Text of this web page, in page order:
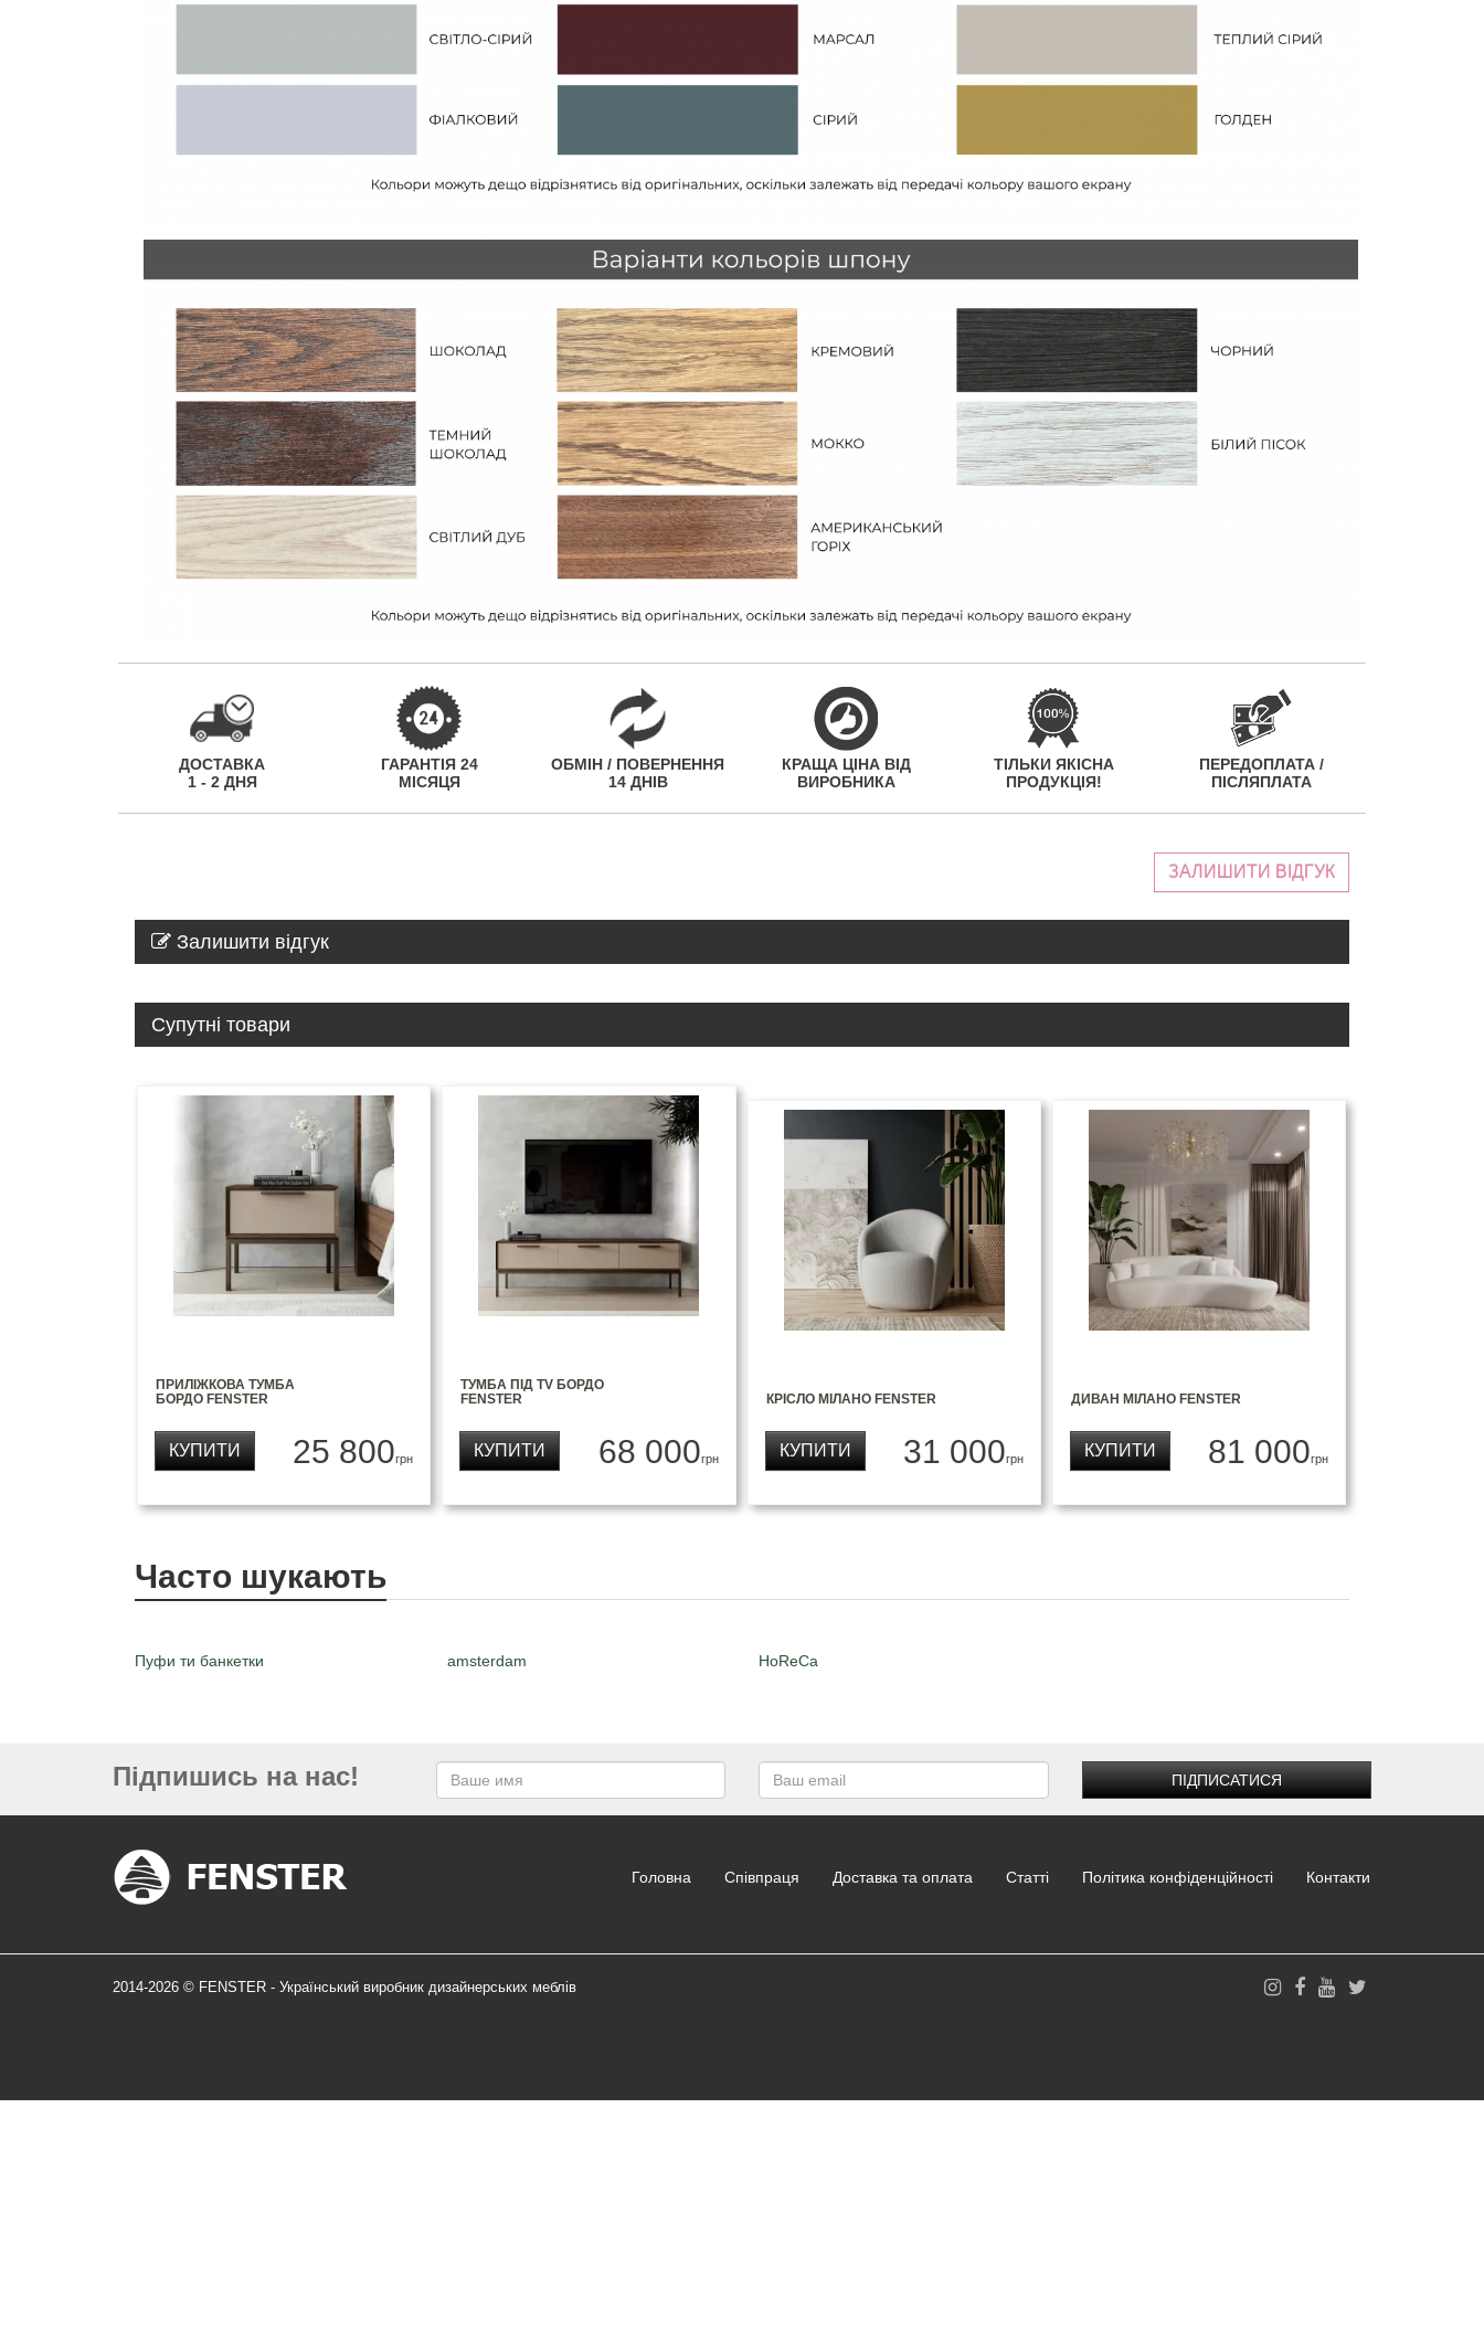
ДОСТАВКА
1 - 2 ДНЯ
ГАРАНТІЯ 24
МІСЯЦЯ
ОБМІН / ПОВЕРНЕННЯ
14 ДНІВ
КРАЩА ЦІНА ВІД
ВИРОБНИКА
ТІЛЬКИ ЯКІСНА
ПРОДУКЦІЯ!
ПЕРЕДОПЛАТА /
ПІСЛЯПЛАТА
ЗАЛИШИТИ ВІДГУК
Залишити відгук
Супутні товари
ПРИЛІЖКОВА ТУМБА
БОРДО FENSTER
25 800грн
КУПИТИ
ТУМБА ПІД TV БОРДО
FENSTER
68 000грн
КУПИТИ
КРІСЛО МІЛАНО FENSTER
31 000грн
КУПИТИ
ДИВАН МІЛАНО FENSTER
81 000грн
КУПИТИ
Часто шукають
Пуфи ти банкетки amsterdam HoReCa
Підпишись на нас! ПІДПИСАТИСЯ
Головна Співпраця Доставка та оплата Статті Політика конфіденційності Контакти
2014-2026 © FENSTER - Український виробник дизайнерських меблів